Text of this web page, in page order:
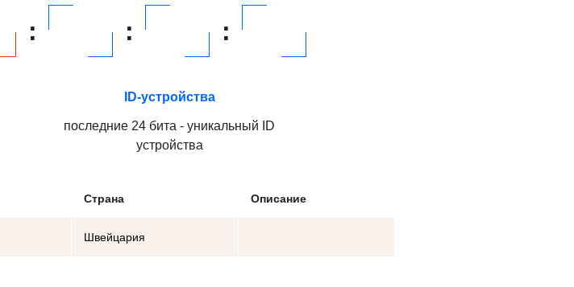
: : :
ID-устройства
последние 24 бита - уникальный ID
устройства
Страна Описание
Швейцария